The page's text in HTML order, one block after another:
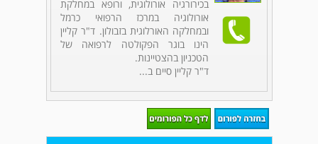
בכירורגיה אורולוגית, ורופא במחלקת
אורולוגיה במרכז הרפואי כרמל
ובמחלקה האורלוגית בזבולון. ד"ר קליין
הינו בוגר הפקולטה לרפואה של
הטכניון בהצטיינות.
ד"ר קליין סיים ב...